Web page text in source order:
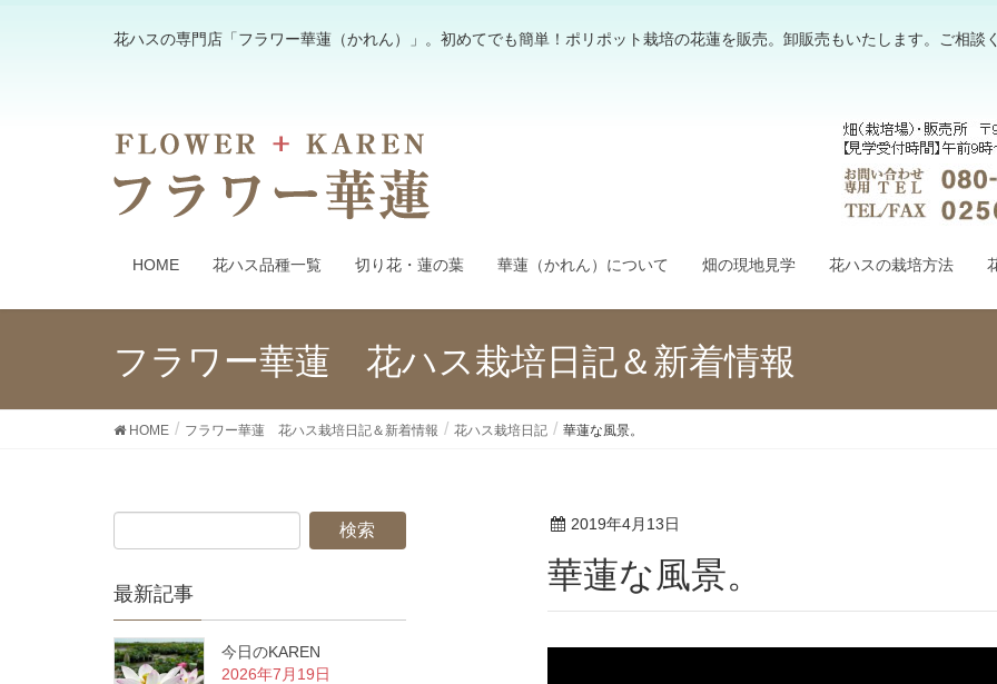
花ハスの専門店「フラワー華蓮（かれん）」。初めてでも簡単！ポリポット栽培の花蓮を販売。卸販売もいたします。ご相談
HOME 花ハス品種一覧 切り花・蓮の葉 華蓮（かれん）について 畑の現地見学 花ハスの栽培方法
フラワー華蓮 花ハス栽培日記＆新着情報
HOME フラワー華蓮 花ハス栽培日記＆新着情報 花ハス栽培日記 華蓮な風景。
2019年4月13日
華蓮な風景。
最新記事
今日のKAREN
2026年7月19日